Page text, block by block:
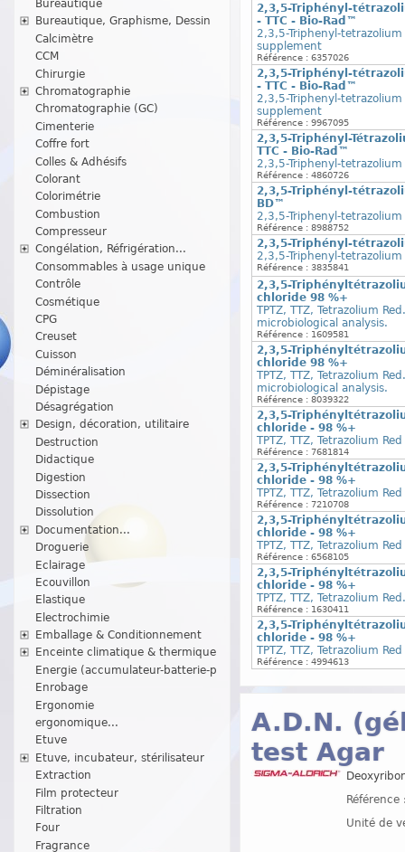
Bureautique
Bureautique, Graphisme, Dessin
Calcimètre
CCM
Chirurgie
Chromatographie
Chromatographie (GC)
Cimenterie
Coffre fort
Colles & Adhésifs
Colorant
Colorimétrie
Combustion
Compresseur
Congélation, Réfrigération...
Consommables à usage unique
Contrôle
Cosmétique
CPG
Creuset
Cuisson
Déminéralisation
Dépistage
Désagrégation
Design, décoration, utilitaire
Destruction
Didactique
Digestion
Dissection
Dissolution
Documentation...
Droguerie
Eclairage
Ecouvillon
Elastique
Electrochimie
Emballage & Conditionnement
Enceinte climatique & thermique
Energie (accumulateur-batterie-p
Enrobage
Ergonomie
ergonomique...
Etuve
Etuve, incubateur, stérilisateur
Extraction
Film protecteur
Filtration
Four
Fragrance
2,3,5-Triphényl-
- TTC - Bio-Rad™
2,3,5-Triphenyl-
supplement
Référence : 6357026
2,3,5-Triphényl-
- TTC - Bio-Rad™
2,3,5-Triphenyl-
supplement
Référence : 9967095
2,3,5-Triphényl-
TTC - Bio-Rad™
2,3,5-Triphenyl-
Référence : 4860726
2,3,5-Triphényl-
BD™
2,3,5-Triphenyl-
Référence : 8988752
2,3,5-Triphényl-
2,3,5-Triphenyl-
Référence : 3835841
2,3,5-
chloride 98 %+
TPTZ, TTZ, Tetrazolium
microbiological analysis.
Référence : 1609581
2,3,5-
chloride 98 %+
TPTZ, TTZ, Tetrazolium
microbiological analysis.
Référence : 8039322
2,3,5-
chloride - 98 %+
TPTZ, TTZ, Tetrazolium Red
Référence : 7681814
2,3,5-
chloride - 98 %+
TPTZ, TTZ, Tetrazolium Red
Référence : 7210708
2,3,5-
chloride - 98 %+
TPTZ, TTZ, Tetrazolium Red
Référence : 6568105
2,3,5-
chloride - 98 %+
TPTZ, TTZ, Tetrazolium Red.
Référence : 1630411
2,3,5-
chloride - 98 %+
TPTZ, TTZ, Tetrazolium Red
Référence : 4994613
A.D.N.
test Agar
Unité de